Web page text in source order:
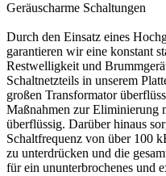
Geräuscharme Schaltungen
Durch den Einsatz eines
garantieren wir eine konstant
Restwelligkeit und
Schaltnetzteils in unserem
großen Transformator
Maßnahmen zur Eliminierung
überflüssig. Darüber hinaus
Schaltfrequenz von über 100
zu unterdrücken und die
für ein ununterbrochenes und